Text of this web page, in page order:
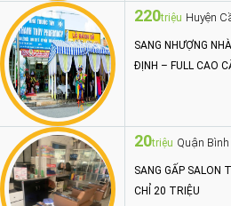
220triệu Huyện
SANG NHƯỢNG
ĐỊNH – FULL CAO
20triệu Quận Bình
SANG GẤP SALON
CHỈ 20 TRIỆU